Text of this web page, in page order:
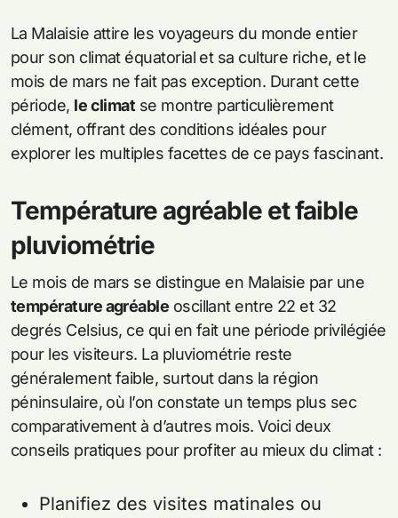
La Malaisie attire les voyageurs du monde entier
pour son climat équatorial et sa culture riche, et le
mois de mars ne fait pas exception. Durant cette
période, le climat se montre particulièrement
clément, offrant des conditions idéales pour
explorer les multiples facettes de ce pays fascinant.
Température agréable et faible
pluviométrie
Le mois de mars se distingue en Malaisie par une
température agréable oscillant entre 22 et 32
degrés Celsius, ce qui en fait une période privilégiée
pour les visiteurs. La pluviométrie reste
généralement faible, surtout dans la région
péninsulaire, où l’on constate un temps plus sec
comparativement à d’autres mois. Voici deux
conseils pratiques pour profiter au mieux du climat :
Planifiez des visites matinales ou